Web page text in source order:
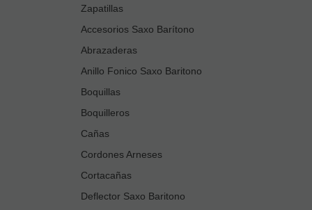
Zapatillas
Accesorios Saxo Barítono
Abrazaderas
Anillo Fonico Saxo Baritono
Boquillas
Boquilleros
Cañas
Cordones Arneses
Cortacañas
Deflector Saxo Baritono